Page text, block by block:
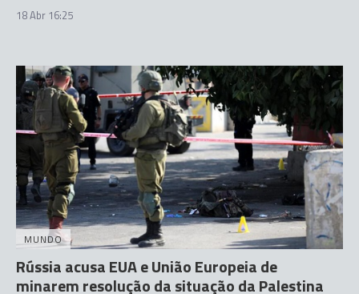
18 Abr 16:25
MUNDO
Rússia acusa EUA e União Europeia de
minarem resolução da situação da Palestina